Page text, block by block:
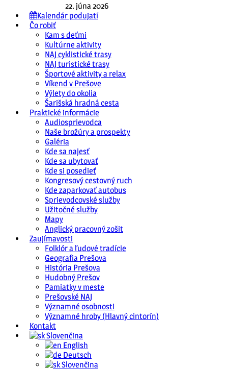
22. júna 2026
Kalendár podujatí
Čo robiť
Kam s deťmi
Kultúrne aktivity
NAJ cyklistické trasy
NAJ turistické trasy
Športové aktivity a relax
Víkend v Prešove
Výlety do okolia
Šarišská hradná cesta
Praktické informácie
Audiosprievodca
Naše brožúry a prospekty
Galéria
Kde sa najesť
Kde sa ubytovať
Kde si posedieť
Kongresový cestovný ruch
Kde zaparkovať autobus
Sprievodcovské služby
Užitočné služby
Mapy
Anglický pracovný zošit
Zaujímavosti
Folklór a ľudové tradície
Geografia Prešova
História Prešova
Hudobný Prešov
Pamiatky v meste
Prešovské NAJ
Významné osobnosti
Významné hroby (Hlavný cintorín)
Kontakt
Slovenčina
English
Deutsch
Slovenčina